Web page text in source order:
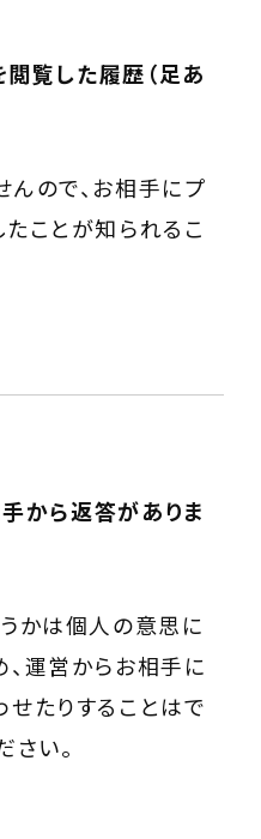
覧した履歴（足あ
ので、お相手にプ
ことが知られるこ
から返答がありま
かは個人の意思に
運営からお相手に
たりすることはで
さい。